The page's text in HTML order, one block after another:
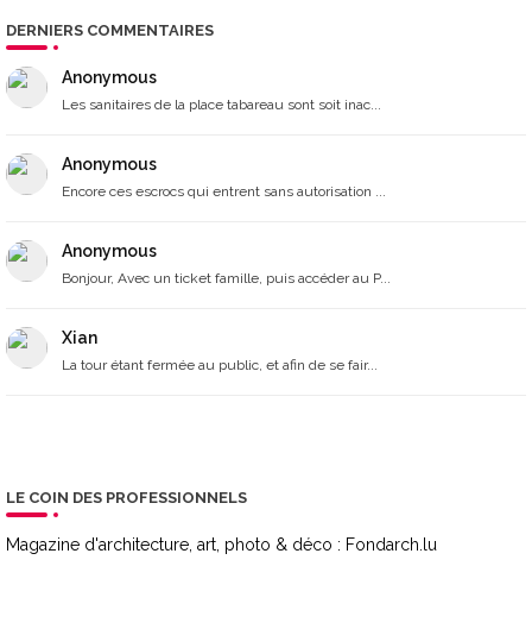
DERNIERS COMMENTAIRES
Anonymous
Les sanitaires de la place tabareau sont soit inac...
Anonymous
Encore ces escrocs qui entrent sans autorisation ...
Anonymous
Bonjour, Avec un ticket famille, puis accéder au P...
Xian
La tour étant fermée au public, et afin de se fair...
LE COIN DES PROFESSIONNELS
Magazine d'architecture, art, photo & déco : Fondarch.lu